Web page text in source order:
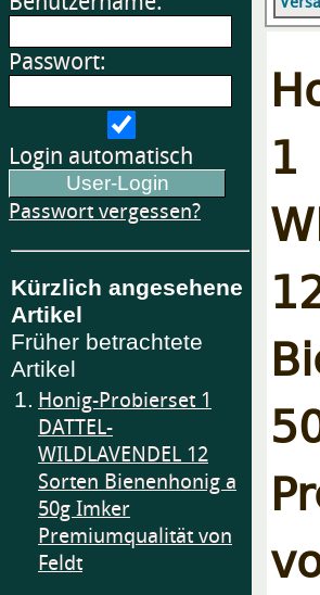
Passwort:
Login automatisch
Passwort vergessen?
Kürzlich angesehene
Artikel
Früher betrachtete
Artikel
1. Honig-Probierset 1
DATTEL-
WILDLAVENDEL 12
Sorten Bienenhonig a
50g Imker
Premiumqualität von
Feldt